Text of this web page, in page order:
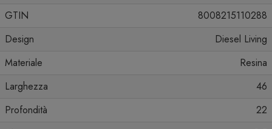
GTIN
8008215110288
Design
Diesel Living
Materiale
Resina
Larghezza
46
Profondità
22